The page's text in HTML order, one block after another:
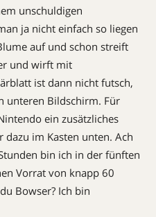
unschuldigen
ja nicht einfach so liegen
auf und schon streift
und wirft mit
ist dann nicht futsch,
unteren Bildschirm. Für
ein zusätzliches
dazu im Kasten unten. Ach
bin ich in der fünften
Vorrat von knapp 60
Bowser? Ich bin